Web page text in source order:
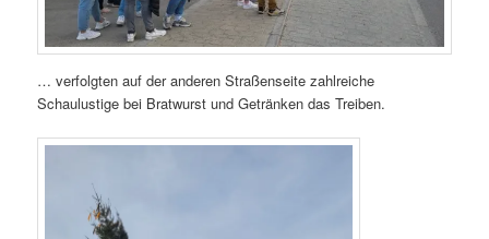
… verfolgten auf der anderen Straßenseite zahlreiche
Schaulustige bei Bratwurst und Getränken das Treiben.